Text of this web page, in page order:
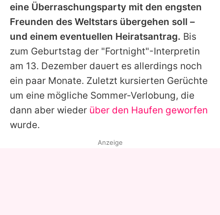
eine Überraschungsparty mit den engsten
Freunden des Weltstars übergehen soll –
und einem eventuellen Heiratsantrag. Bis
zum Geburtstag der "Fortnight"-Interpretin
am 13. Dezember dauert es allerdings noch
ein paar Monate. Zuletzt kursierten Gerüchte
um eine mögliche Sommer-Verlobung, die
dann aber wieder über den Haufen geworfen
wurde.
Anzeige